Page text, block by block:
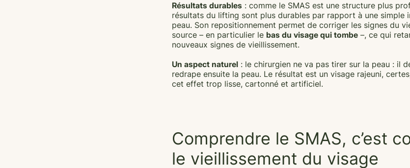
Résultats durables : comme le SMAS est une structure plus
résultats du lifting sont plus durables par rapport à une simple
peau. Son repositionnement permet de corriger les signes du
source – en particulier le bas du visage qui tombe –, ce qui
nouveaux signes de vieillissement.
Un aspect naturel : le chirurgien ne va pas tirer sur la peau : il
redrape ensuite la peau. Le résultat est un visage rajeuni,
cet effet trop lisse, cartonné et artificiel.
Comprendre le SMAS, c’est
le vieillissement du visage